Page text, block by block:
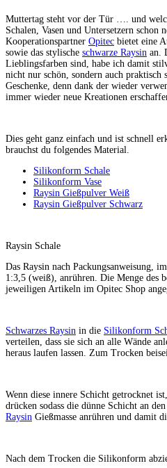
Muttertag steht vor der Tür …. und
Schalen, Vasen und Untersetzern schon
Kooperationspartner Opitec bietet eine
sowie das stylische schwarze Raysin an.
Lieblingsfarben sind, habe ich damit
nicht nur schön, sondern auch praktisch
Geschenke, denn dank der wieder
immer wieder neue Kreationen
Dies geht ganz einfach und ist schnell
brauchst du folgendes Material.
Silikonform Schale
Silikonform Vase
Raysin Gießpulver Weiß
Raysin Gießpulver Schwarz
Raysin Schale
Das Raysin nach Packungsanweisung,
1:3,5 (weiß), anrühren. Die Menge des
jeweiligen Artikeln im Opitec Shop
Schwarzes Raysin in die Silikonform
verteilen, dass sie sich an alle Wände
heraus laufen lassen. Zum Trocken
Wenn diese innere Schicht getrocknet
drücken sodass die dünne Schicht an
Raysin Gießmasse anrühren und damit
Nach dem Trocken die Silikonform